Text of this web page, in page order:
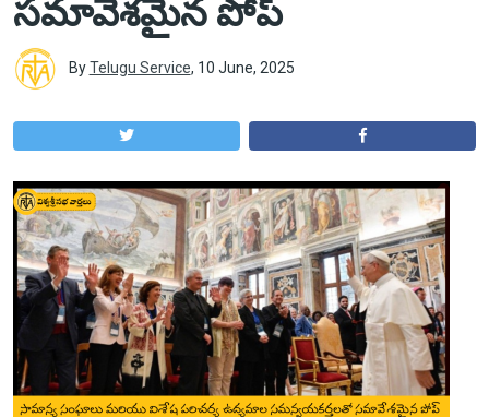
సమావేశమైన పోప్
ByTelugu Service, 10 June, 2025